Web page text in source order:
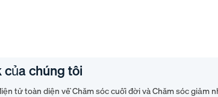
chúng tôi
tử toàn diện về Chăm sóc cuối đời và Chăm sóc